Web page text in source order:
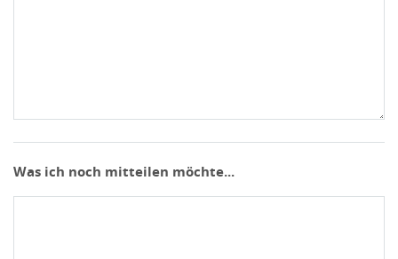
Was ich noch mitteilen möchte...